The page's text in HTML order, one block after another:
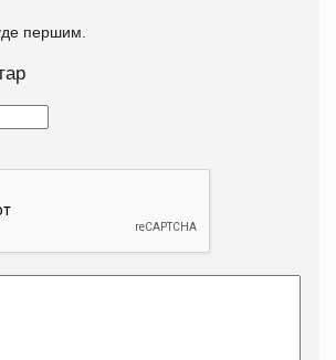
першим.